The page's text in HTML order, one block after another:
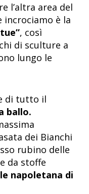
l’altra area del
incrociamo è la
, così
di sculture a
lungo le
di tutto il
ballo.
dei Bianchi
rubino delle
da stoffe
napoletana di